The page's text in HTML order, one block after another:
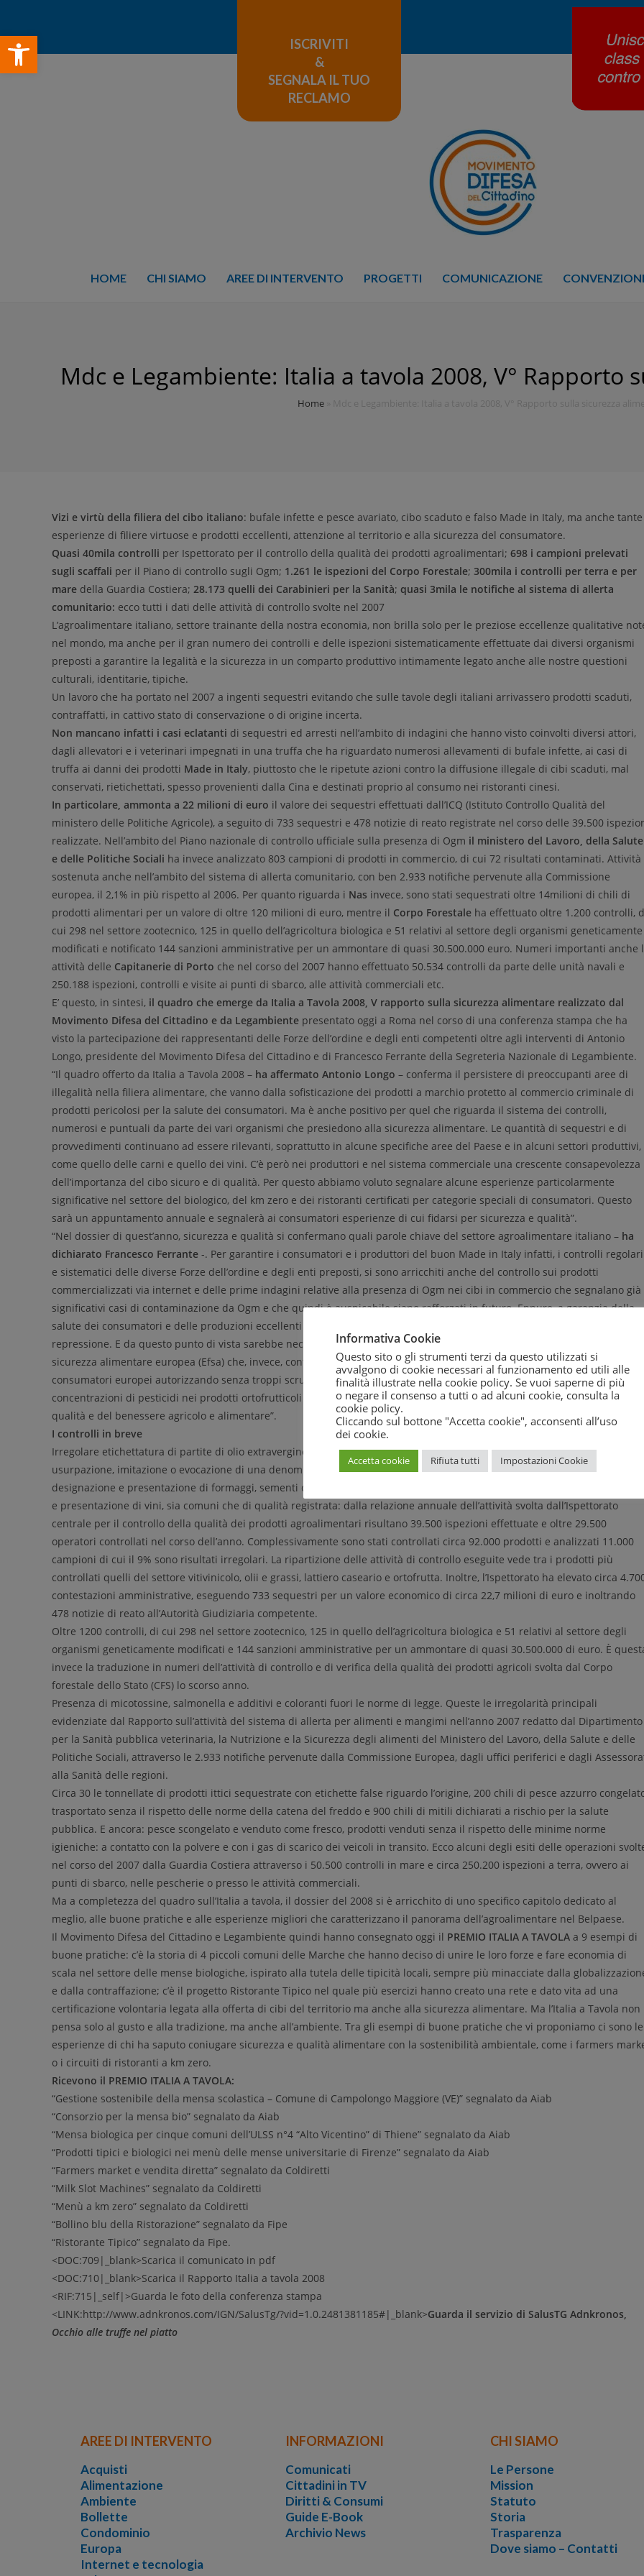
Open toolbar
ISCRIVITI
&
SEGNALA IL TUO
RECLAMO
HOME CHI SIAMO AREE DI INTERVENTO PROGETTI COMUNICAZIONE
Mdc e Legambiente: Italia a tavola 2008, V° Rapporto
Home Mdc e Legambiente: Italia a tavola 2008, V° Rapporto sulla sicurezza
Vizi e virtù della filiera del cibo italiano: bufale infette e pesce avariato, cibo scaduto e falso Made in Italy, ma anche tante
esperienze di filiere virtuose e prodotti eccellenti, attenzione al territorio e alla sicurezza del consumatore.
Quasi 40mila controlli per Ispettorato per il controllo della qualità dei prodotti agroalimentari; 698 i campioni prelevati
sugli scaffali per il Piano di controllo sugli Ogm; 1.261 le ispezioni del Corpo Forestale; 300mila i controlli per terra e per
mare della Guardia Costiera; 28.173 quelli dei Carabinieri per la Sanità; quasi 3mila le notifiche al sistema di allerta
comunitario: ecco tutti i dati delle attività di controllo svolte nel 2007
L’agroalimentare italiano, settore trainante della nostra economia, non brilla solo per le preziose eccellenze qualitative
nel mondo, ma anche per il gran numero dei controlli e delle ispezioni sistematicamente effettuate dai diversi organismi
preposti a garantire la legalità e la sicurezza in un comparto produttivo intimamente legato anche alle nostre questioni
culturali, identitarie, tipiche.
Un lavoro che ha portato nel 2007 a ingenti sequestri evitando che sulle tavole degli italiani arrivassero prodotti scaduti,
contraffatti, in cattivo stato di conservazione o di origine incerta.
Non mancano infatti i casi eclatanti di sequestri ed arresti nell’ambito di indagini che hanno visto coinvolti diversi attori,
dagli allevatori e i veterinari impegnati in una truffa che ha riguardato numerosi allevamenti di bufale infette, ai casi di
truffa ai danni dei prodotti Made in Italy, piuttosto che le ripetute azioni contro la diffusione illegale di cibi scaduti, mal
conservati, rietichettati, spesso provenienti dalla Cina e destinati proprio al consumo nei ristoranti cinesi.
In particolare, ammonta a 22 milioni di euro il valore dei sequestri effettuati dall’ICQ (Istituto Controllo Qualità del
ministero delle Politiche Agricole), a seguito di 733 sequestri e 478 notizie di reato registrate nel corso delle 39.500
realizzate. Nell’ambito del Piano nazionale di controllo ufficiale sulla presenza di Ogm il ministero del Lavoro, della Salute
e delle Politiche Sociali ha invece analizzato 803 campioni di prodotti in commercio, di cui 72 risultati contaminati. Attività
sostenuta anche nell’ambito del sistema di allerta comunitario, con ben 2.933 notifiche pervenute alla Commissione
europea, il 2,1% in più rispetto al 2006. Per quanto riguarda i Nas invece, sono stati sequestrati oltre 14milioni di chili di
prodotti alimentari per un valore di oltre 120 milioni di euro, mentre il Corpo Forestale ha effettuato oltre 1.200 controlli,
cui 298 nel settore zootecnico, 125 in quello dell’agricoltura biologica e 51 relativi al settore degli organismi geneticamente
modificati e notificato 144 sanzioni amministrative per un ammontare di quasi 30.500.000 euro. Numeri importanti anche
attività delle Capitanerie di Porto che nel corso del 2007 hanno effettuato 50.534 controlli da parte delle unità navali e
250.188 ispezioni, controlli e visite ai punti di sbarco, alle attività commerciali etc.
E’ questo, in sintesi, il quadro che emerge da Italia a Tavola 2008, V rapporto sulla sicurezza alimentare realizzato dal
Movimento Difesa del Cittadino e da Legambiente presentato oggi a Roma nel corso di una conferenza stampa che ha
visto la partecipazione dei rappresentanti delle Forze dell’ordine e degli enti competenti oltre agli interventi di Antonio
Longo, presidente del Movimento Difesa del Cittadino e di Francesco Ferrante della Segreteria Nazionale di Legambiente.
“Il quadro offerto da Italia a Tavola 2008 – ha affermato Antonio Longo – conferma il persistere di preoccupanti aree di
illegalità nella filiera alimentare, che vanno dalla sofisticazione dei prodotti a marchio protetto al commercio criminale di
prodotti pericolosi per la salute dei consumatori. Ma è anche positivo per quel che riguarda il sistema dei controlli,
numerosi e puntuali da parte dei vari organismi che presiedono alla sicurezza alimentare. Le quantità di sequestri e di
provvedimenti continuano ad essere rilevanti, soprattutto in alcune specifiche aree del Paese e in alcuni settori produttivi,
come quello delle carni e quello dei vini. C’è però nei produttori e nel sistema commerciale una crescente consapevolezza
dell’importanza del cibo sicuro e di qualità. Per questo abbiamo voluto segnalare alcune esperienze particolarmente
significative nel settore del biologico, del km zero e dei ristoranti certificati per categorie speciali di consumatori. Questo
sarà un appuntamento annuale e segnalerà ai consumatori esperienze di cui fidarsi per sicurezza e qualità”.
“Nel dossier di quest’anno, sicurezza e qualità si confermano quali parole chiave del settore agroalimentare italiano – ha
dichiarato Francesco Ferrante -. Per garantire i consumatori e i produttori del buon Made in Italy infatti, i controlli regolari
e sistematici delle diverse Forze dell’ordine e degli enti preposti, si sono arricchiti anche del controllo sui prodotti
commercializzati via internet e delle prime indagini relative alla presenza di Ogm nei cibi in commercio che segnalano già
significativi casi di contaminazione da Ogm e che quindi è auspicabile siano rafforzati in futuro. Eppure, a garanzia della
salute dei consumatori e delle produzioni eccellenti sarebbe utile lavorare meglio anche sulla prevenzione e non solo
repressione. E da questo punto di vista sarebbe necessaria ad esempio una ben maggiore incisività dell’Agenzia per la
sicurezza alimentare europea (Efsa) che, invece, continua a perdere tutte le occasioni per battere un colpo a favore dei
consumatori europei autorizzando senza troppi scrupoli, il via libera a piante ogm di cui non abbiamo bisogno, a maggiori
concentrazioni di pesticidi nei prodotti ortofrutticoli ecc, e di fatto invalidando tutti gli sforzi condotti in Italia a tutela della
qualità e del benessere agricolo e alimentare”.
I controlli in breve
Irregolare etichettatura di partite di olio extravergine di oliva per illecito riferimento a denominazioni di origine;
usurpazione, imitazione o evocazione di una denominazione protetta o del segno distintivo o del marchio nella
designazione e presentazione di formaggi, sementi di mais risultate positive alla presenza di Ogm, irregolare etichettatura
e presentazione di vini, sia comuni che di qualità registrata: dalla relazione annuale dell’attività svolta dall’Ispettorato
centrale per il controllo della qualità dei prodotti agroalimentari risultano 39.500 ispezioni effettuate e oltre 29.500
operatori controllati nel corso dell’anno. Complessivamente sono stati controllati circa 92.000 prodotti e analizzati 11.000
campioni di cui il 9% sono risultati irregolari. La ripartizione delle attività di controllo eseguite vede tra i prodotti più
controllati quelli del settore vitivinicolo, olii e grassi, lattiero caseario e ortofrutta. Inoltre, l’Ispettorato ha elevato circa
contestazioni amministrative, eseguendo 733 sequestri per un valore economico di circa 22,7 milioni di euro e inoltrando
478 notizie di reato all’Autorità Giudiziaria competente.
Oltre 1200 controlli, di cui 298 nel settore zootecnico, 125 in quello dell’agricoltura biologica e 51 relativi al settore degli
organismi geneticamente modificati e 144 sanzioni amministrative per un ammontare di quasi 30.500.000 di euro. È
invece la traduzione in numeri dell’attività di controllo e di verifica della qualità dei prodotti agricoli svolta dal Corpo
forestale dello Stato (CFS) lo scorso anno.
Presenza di micotossine, salmonella e additivi e coloranti fuori le norme di legge. Queste le irregolarità principali
evidenziate dal Rapporto sull’attività del sistema di allerta per alimenti e mangimi nell’anno 2007 redatto dal Dipartimento
per la Sanità pubblica veterinaria, la Nutrizione e la Sicurezza degli alimenti del Ministero del Lavoro, della Salute e delle
Politiche Sociali, attraverso le 2.933 notifiche pervenute dalla Commissione Europea, dagli uffici periferici e dagli
alla Sanità delle regioni.
Circa 30 le tonnellate di prodotti ittici sequestrate con etichette false riguardo l’origine, 200 chili di pesce azzurro
trasportato senza il rispetto delle norme della catena del freddo e 900 chili di mitili dichiarati a rischio per la salute
pubblica. E ancora: pesce scongelato e venduto come fresco, prodotti venduti senza il rispetto delle minime norme
igieniche: a contatto con la polvere e con i gas di scarico dei veicoli in transito. Ecco alcuni degli esiti delle operazioni
nel corso del 2007 dalla Guardia Costiera attraverso i 50.500 controlli in mare e circa 250.200 ispezioni a terra, ovvero ai
punti di sbarco, nelle pescherie o presso le attività commerciali.
Ma a completezza del quadro sull’Italia a tavola, il dossier del 2008 si è arricchito di uno specifico capitolo dedicato al
meglio, alle buone pratiche e alle esperienze migliori che caratterizzano il panorama dell’agroalimentare nel Belpaese.
Il Movimento Difesa del Cittadino e Legambiente quindi hanno consegnato oggi il PREMIO ITALIA A TAVOLA a 9 esempi di
buone pratiche: c’è la storia di 4 piccoli comuni delle Marche che hanno deciso di unire le loro forze e fare economia di
scala nel settore delle mense biologiche, ispirato alla tutela delle tipicità locali, sempre più minacciate dalla
e dalla contraffazione; c’è il progetto Ristorante Tipico nel quale più esercizi hanno creato una rete e dato vita ad una
certificazione volontaria legata alla offerta di cibi del territorio ma anche alla sicurezza alimentare. Ma l’Italia a Tavola non
pensa solo al gusto e alla tradizione, ma anche all’ambiente. Tra gli esempi di buone pratiche che vi proponiamo ci sono le
esperienze di chi ha saputo coniugare sicurezza e qualità alimentare con la sostenibilità ambientale, come i farmers
o i circuiti di ristoranti a km zero.
Ricevono il PREMIO ITALIA A TAVOLA:
“Gestione sostenibile della mensa scolastica – Comune di Campolongo Maggiore (VE)” segnalato da Aiab
“Consorzio per la mensa bio” segnalato da Aiab
“Mensa biologica per cinque comuni dell’ULSS n°4 “Alto Vicentino” di Thiene” segnalato da Aiab
“Prodotti tipici e biologici nei menù delle mense universitarie di Firenze” segnalato da Aiab
“Farmers market e vendita diretta” segnalato da Coldiretti
“Milk Slot Machines” segnalato da Coldiretti
“Menù a km zero” segnalato da Coldiretti
“Bollino blu della Ristorazione” segnalato da Fipe
“Ristorante Tipico” segnalato da Fipe.
<DOC:709|_blank>Scarica il comunicato in pdf
<DOC:710|_blank>Scarica il Rapporto Italia a tavola 2008
<RIF:715|_self|>Guarda le foto della conferenza stampa
<LINK:http://www.adnkronos.com/IGN/SalusTg/?vid=1.0.2481381185#|_blank>Guarda il servizio di SalusTG Adnkronos,
Occhio alle truffe nel piatto
AREE DI INTERVENTO
Acquisti
Alimentazione
Ambiente
Bollette
Condominio
Europa
Internet e tecnologia
INFORMAZIONI
Comunicati
Cittadini in TV
Diritti & Consumi
Guide E-Book
Archivio News
CHI SIAMO
Le Persone
Mission
Statuto
Storia
Trasparenza
Dove siamo – Contatti
Informativa Cookie
Questo sito o gli strumenti terzi da questo utilizzati si
avvalgono di cookie necessari al funzionamento ed utili alle
finalità illustrate nella cookie policy. Se vuoi saperne di più
o negare il consenso a tutti o ad alcuni cookie, consulta la
cookie policy.
Cliccando sul bottone "Accetta cookie", acconsenti all’uso
dei cookie.
Accetta cookie Rifiuta tutti Impostazioni Cookie